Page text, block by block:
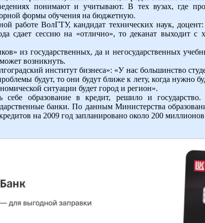
понимают и учитывают. В тех вузах, где
формы обучения на бюджетную.
работе ВолГТУ, кандидат технических наук,
сдает сессию на «отлично», то деканат выходит с
из государственных, да и негосударственных
возникнуть.
институт бизнеса»: «У нас большинство
будут, то они будут ближе к лету, когда нужно
ситуации будет город и регион».
образование в кредит, решило и
банки. По данным Министерства
на 2009 год запланировано около 200